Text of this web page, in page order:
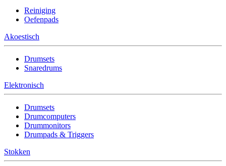
Reiniging
Oefenpads
Akoestisch
Drumsets
Snaredrums
Elektronisch
Drumsets
Drumcomputers
Drummonitors
Drumpads & Triggers
Stokken